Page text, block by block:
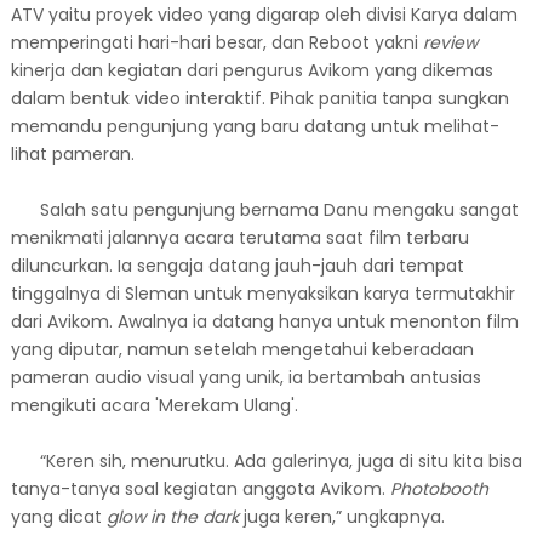
ATV yaitu proyek video yang digarap oleh divisi Karya dalam
memperingati hari-hari besar, dan Reboot yakni review
kinerja dan kegiatan dari pengurus Avikom yang dikemas
dalam bentuk video interaktif. Pihak panitia tanpa sungkan
memandu pengunjung yang baru datang untuk melihat-
lihat pameran.
Salah satu pengunjung bernama Danu mengaku sangat
menikmati jalannya acara terutama saat film terbaru
diluncurkan. Ia sengaja datang jauh-jauh dari tempat
tinggalnya di Sleman untuk menyaksikan karya termutakhir
dari Avikom. Awalnya ia datang hanya untuk menonton film
yang diputar, namun setelah mengetahui keberadaan
pameran audio visual yang unik, ia bertambah antusias
mengikuti acara 'Merekam Ulang'.
“Keren sih, menurutku. Ada galerinya, juga di situ kita bisa
tanya-tanya soal kegiatan anggota Avikom. Photobooth
yang dicat glow in the darkjuga keren,” ungkapnya.